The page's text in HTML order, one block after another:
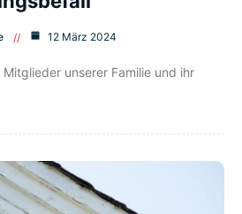
12 März 2024
unserer Familie und ihr